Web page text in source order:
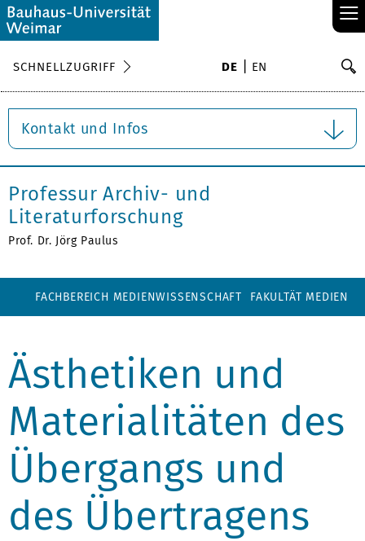
≡
SCHNELLZUGRIFF DE EN
Kontakt und Infos
Professur Archiv- und
Literaturforschung
Prof. Dr. Jörg Paulus
FACHBEREICH MEDIENWISSENSCHAFT FAKULTÄT MEDIEN
Ästhetiken und
Materialitäten des
Übergangs und
des Übertragens